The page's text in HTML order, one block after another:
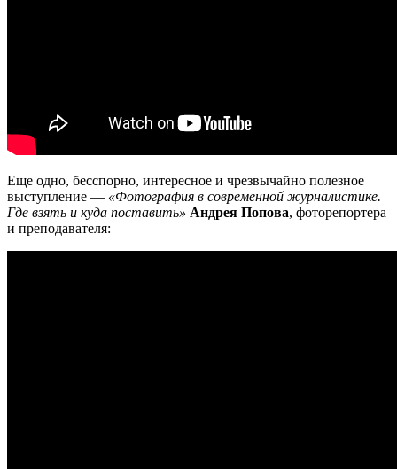
Еще одно, бесспорно, интересное и чрезвычайно полезное
выступление — «Фотография в современной журналистике.
Где взять и куда поставить» Андрея Попова, фоторепортера
и преподавателя: